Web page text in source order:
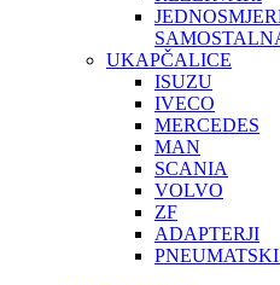
UKAPČALICE
ISUZU
IVECO
MERCEDES
MAN
SCANIA
VOLVO
ZF
ADAPTERJI